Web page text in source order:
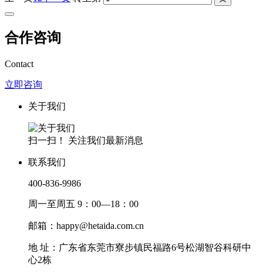
合作咨询
Contact
立即咨询
关于我们
扫一扫！ 关注我们最新消息
联系我们
400-836-9986
周一至周五 9：00—18：00
邮箱：happy@hetaida.com.cn
地 址：广东省东莞市寮步镇民福路6号松湖智谷科研中
心2栋